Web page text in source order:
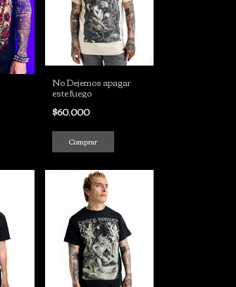
No Dejemos apagar
este fuego
$60.000
Comprar